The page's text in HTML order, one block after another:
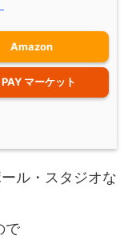
Amazon
マーケット
ル・スタジオな
で